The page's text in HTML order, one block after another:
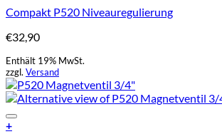
Compakt P520 Niveauregulierung
€32,90
Enthält 19% MwSt.
zzgl. Versand
+